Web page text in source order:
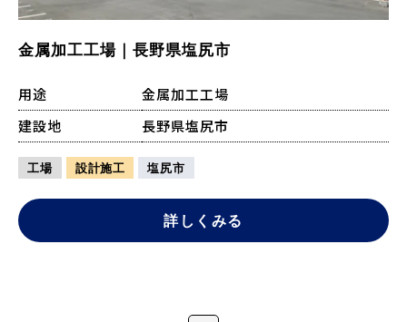
金属加工工場｜長野県塩尻市
用途
金属加工工場
建設地
長野県塩尻市
工場 設計施工 塩尻市
詳しくみる